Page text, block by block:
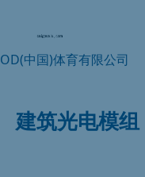
OD(中国)体育有限公司
建筑光电模组